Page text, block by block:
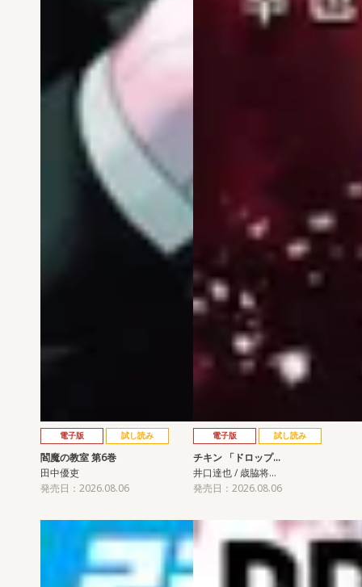
電子版 試し読み
閻魔の教室 第6巻
田中優吏
発売日：2026.08.06
電子版 試し読み
チキン 「ドロップ…
井口達也 / 歳脇将…
発売日：2026.08.06